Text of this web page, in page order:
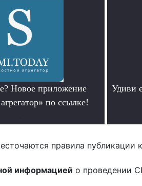
Новое приложение
по ссылке!
Удиви
правила публикации
информацией о проведении